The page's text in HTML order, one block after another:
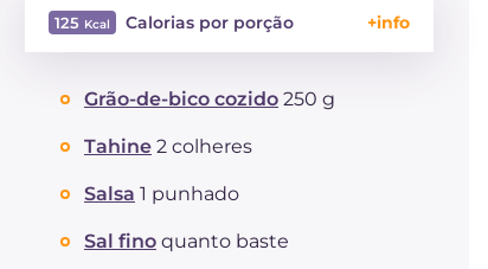
125 Calorias por porção
Carboidratos g
Proteína
Gorduras
saturadas
Grão-de-bico cozido 250 g
Tahine 2 colheres
Salsa 1 punhado
Sal fino quanto baste